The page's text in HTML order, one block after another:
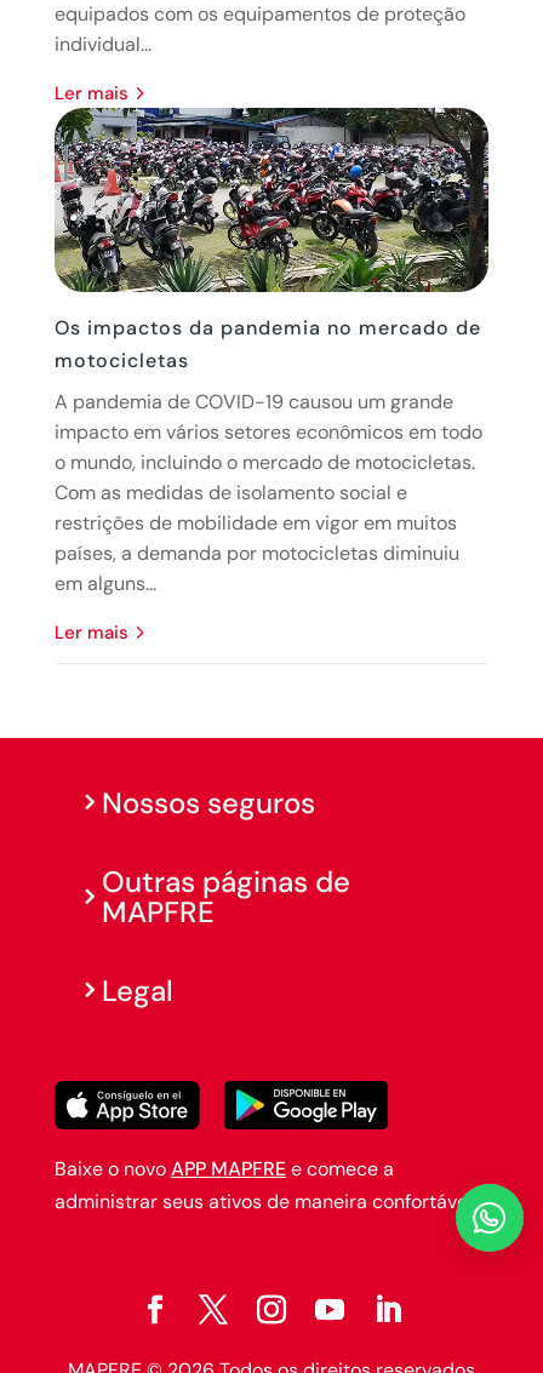
equipados com os equipamentos de proteção
individual...
ler mais
Os impactos da pandemia no mercado de
motocicletas
A pandemia de COVID-19 causou um grande
impacto em vários setores econômicos em todo
o mundo, incluindo o mercado de motocicletas.
Com as medidas de isolamento social e
restrições de mobilidade em vigor em muitos
países, a demanda por motocicletas diminuiu
em alguns...
ler mais
Nossos seguros
Outras páginas de
MAPFRE
Legal
Baixe o novoAPP MAPFREe comece a
administrar seus ativos de maneira confortável.